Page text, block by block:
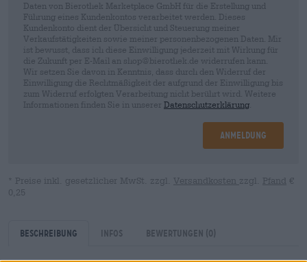
Daten von Bierothek Marketplace GmbH für die Erstellung und
Führung eines Kundenkontos verarbeitet werden. Dieses
Kundenkonto dient der Übersicht und Steuerung meiner
Verkaufstätigkeiten sowie meiner personenbezogenen Daten. Mir
ist bewusst, dass ich diese Einwilligung jederzeit mit Wirkung für
die Zukunft per E-Mail an shop@bierothek.de widerrufen kann.
Wir setzen Sie davon in Kenntnis, dass durch den Widerruf der
Einwilligung die Rechtmäßigkeit der aufgrund der Einwilligung bis
zum Widerruf erfolgten Verarbeitung nicht berührt wird. Weitere
Informationen finden Sie in unserer Datenschutzerklärung
Anmeldung
* Preise inkl. gesetzlicher MwSt. zzgl. Versandkosten zzgl. Pfand €
0,25
Beschreibung Infos Bewertungen (0)